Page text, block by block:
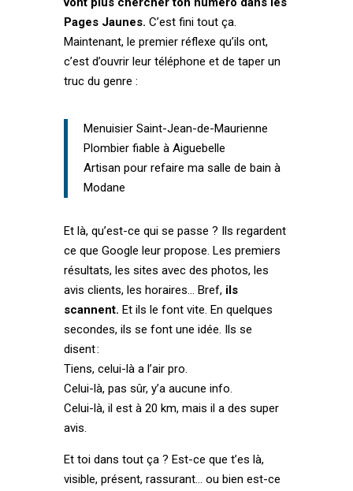
Pages Jaunes. C’est fini tout ça.
Maintenant, le premier réflexe qu’ils ont,
c’est d’ouvrir leur téléphone et de taper un
truc du genre :
Menuisier Saint-Jean-de-Maurienne
Plombier fiable à Aiguebelle
Artisan pour refaire ma salle de bain à
Modane
Et là, qu’est-ce qui se passe ? Ils regardent
ce que Google leur propose. Les premiers
résultats, les sites avec des photos, les
avis clients, les horaires… Bref, ils
scannent. Et ils le font vite. En quelques
secondes, ils se font une idée. Ils se
disent :
Tiens, celui-là a l’air pro.
Celui-là, pas sûr, y’a aucune info.
Celui-là, il est à 20 km, mais il a des super
avis.
Et toi dans tout ça ? Est-ce que t’es là,
visible, présent, rassurant… ou bien est-ce